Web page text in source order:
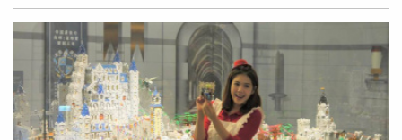
忍也換不來更多的快樂生活，無奈直呼「我盡力了，為別人
付出再多，只要一個字不對～說一句話不對，你就是很糟糕
的人，這對我真的公平嗎！？」許維恩吐露，人生有太多事
情需要顧慮，就連他人的感受也要顧及，但又有誰照顧到她
的感受呢，「我已壓抑到我身心靈出現了很多狀況，我不說
並不代表我沒事」許維恩坦言，現在只想好好善待自己，過